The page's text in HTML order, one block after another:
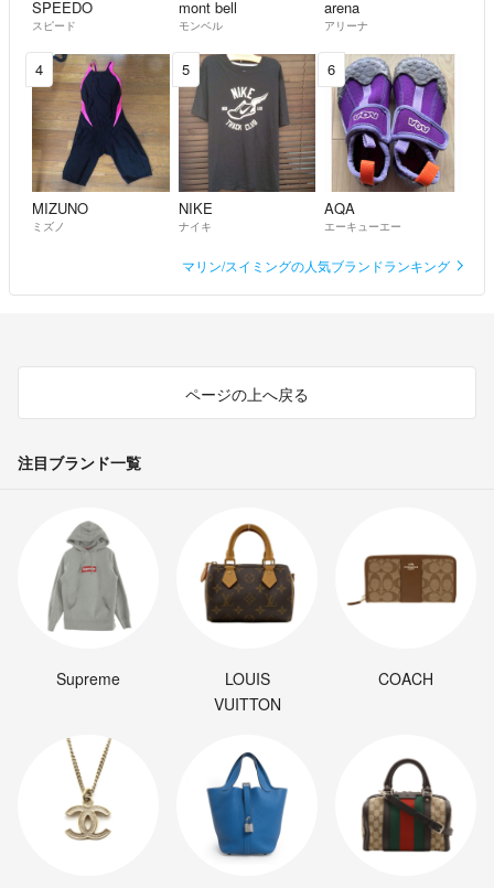
SPEEDO
スピード
mont bell
モンベル
arena
アリーナ
4
MIZUNO
ミズノ
5
NIKE
ナイキ
6
AQA
エーキューエー
マリン/スイミングの人気ブランドランキング
ページの上へ戻る
注目ブランド一覧
Supreme
LOUIS
VUITTON
COACH